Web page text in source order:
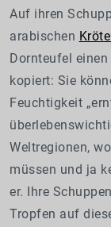
Auf ihren
arabischen
Dornteufel
kopiert: Sie
Feuchtigkeit
Weltregionen,
müssen und ja
er. Ihre
Tropfen auf